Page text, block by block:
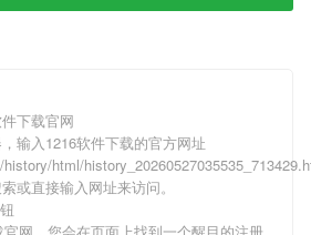
下载官网
输入1216软件下载的官方网址
history/html/
或直接输入网址来访问。